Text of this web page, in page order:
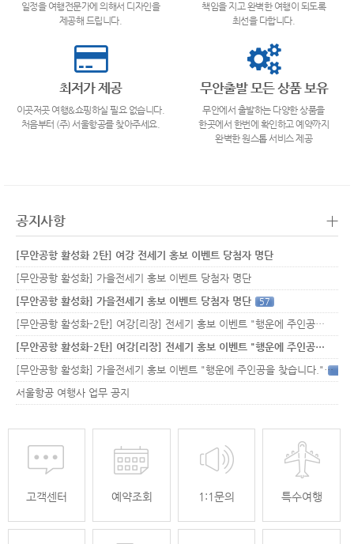
일정을 여행전문가에 의해서 디자인을
제공해 드립니다.
책임을 지고 완벽한 여행이 되도록
최선을 다합니다.
최저가 제공
이곳저곳 여행&쇼핑하실 필요 없습니다.
처음부터 (주) 서울항공를 찾아주세요.
무안출발 모든 상품 보유
무안에서 출발하는 다양한 상품을
한곳에서 한번에 확인하고 예약까지
완벽한 원스톱 서비스 제공
공지사항 +
[무안공항 활성화 2탄] 여강 전세기 홍보 이벤트 당첨자 명단
[무안공항 활성화] 가을전세기 홍보 이벤트 당첨자 명단
[무안공항 활성화] 가을전세기 홍보 이벤트 당첨자 명단
57
[무안공항 활성화-2탄] 여강[리장] 전세기 홍보 이벤트 "행운에 주인공…
[무안공항 활성화-2탄] 여강[리장] 전세기 홍보 이벤트 "행운에 주인공…
[무안공항 활성화] 가을전세기 홍보 이벤트 "행운에 주인공을 찾습니다."33
서울항공 여행사 업무 공지
고객센터 예약조회 1:1문의 특수여행